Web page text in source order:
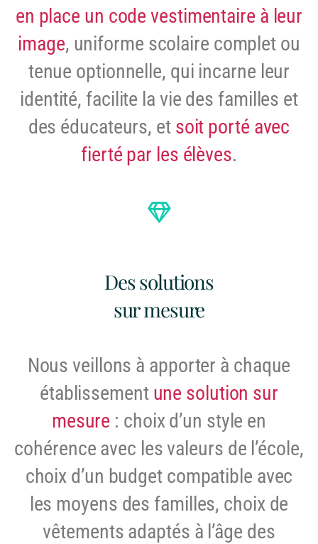
en place un code vestimentaire à leur
image, uniforme scolaire complet ou
tenue optionnelle, qui incarne leur
identité, facilite la vie des familles et
des éducateurs, et soit porté avec
fierté par les élèves.
Des solutions
sur mesure
Nous veillons à apporter à chaque
établissement une solution sur
mesure : choix d’un style en
cohérence avec les valeurs de l’école,
choix d’un budget compatible avec
les moyens des familles, choix de
vêtements adaptés à l’âge des